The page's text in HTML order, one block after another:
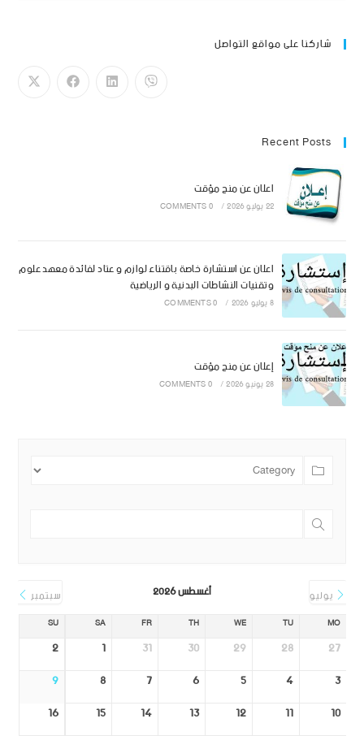
شاركنا على مواقع التواصل
Recent Posts
اعلان عن منح مؤقت
22 يوليو 2026 /
0 COMMENTS
اعلان عن استشارة خاصة باقتناء لوازم و عتاد لفائدة معهد علوم
وتقنيات النشاطات البدنية و الرياضية
8 يوليو 2026 /
0 COMMENTS
إعلان عن منح مؤقت
28 يونيو 2026 /
0 COMMENTS
يوليو أغسطس 2026 سبتمبر
MO
TU
WE
TH
FR
SA
SU
27
28
29
30
31
1
2
3
4
5
6
7
8
9
10
11
12
13
14
15
16